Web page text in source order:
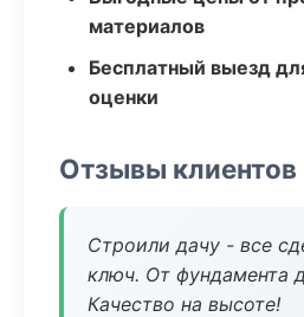
материалов
Бесплатный выезд
оценки
Отзывы клиентов
Строили дачу - все
ключ. От фундамента
Качество на высоте!